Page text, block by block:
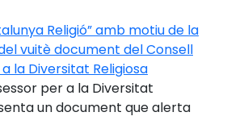
Religió” amb motiu de la
vuitè document del Consell
la Diversitat Religiosa
per a la Diversitat
un document que alerta